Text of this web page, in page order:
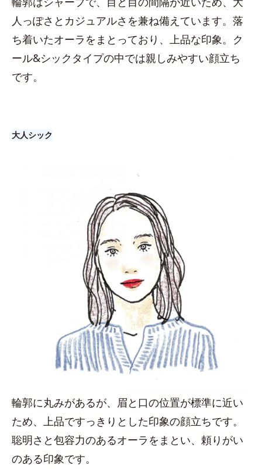
人っぽさとカジュアルさを兼ね備えています。落
ち着いたオーラをまとっており、上品な印象。ク
ール&シックタイプの中では親しみやすい顔立ち
です。
大人シック
輪郭に丸みがあるが、眉と口の位置が標準に近い
ため、上品ですっきりとした印象の顔立ちです。
聡明さと包容力のあるオーラをまとい、頼りがい
のある印象です。